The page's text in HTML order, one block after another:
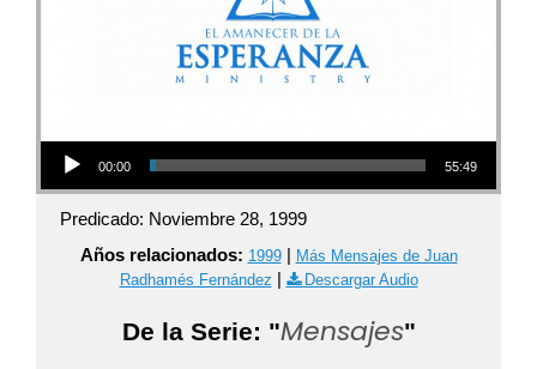
Audio Player
00:00 55:49
Predicado: Noviembre 28, 1999
Años relacionados: 1999| Más Mensajes de Juan
Radhamés Fernández | Descargar Audio
De la Serie: "Mensajes"